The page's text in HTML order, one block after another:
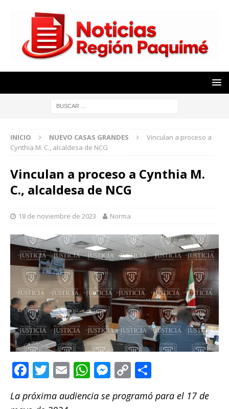
INICIO NUEVO CASAS GRANDES
Vinculan a proceso a
Cynthia M. C., alcaldesa de NCG
Vinculan a proceso a Cynthia M.
C., alcaldesa de NCG
18 de noviembre de 2023 Norma
F
a
c
T
it
E
m
ai
W
at
M
ss
C
p
o
m
La próxima audiencia se programó para el 17 de